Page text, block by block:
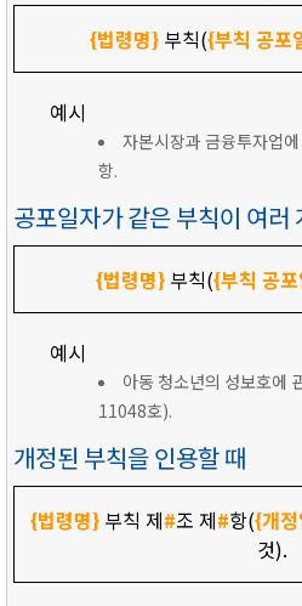
{법령명}부칙({부칙 공포
예시
자본시장과 금융투자업
항.
공포일자가 같은 부칙이 여러
{법령명}부칙({부칙 공
예시
아동 청소년의 성보호에
11048호).
개정된 부칙을 인용할 때
{법령명}부칙 제#조 제#항({개
것).